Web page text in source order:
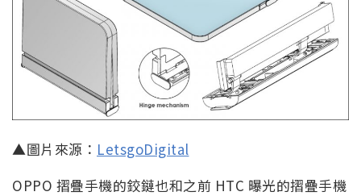
▲圖片來源： LetsgoDigital
OPPO 摺疊手機的鉸鏈也和之前 HTC 曝光的摺疊手機